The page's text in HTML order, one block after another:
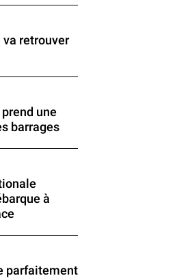
va retrouver
une
barrages
à
parfaitement